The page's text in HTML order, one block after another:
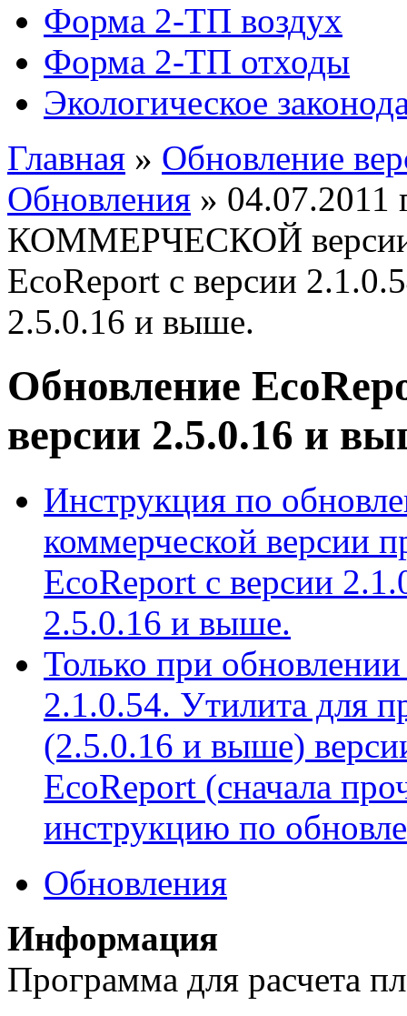
Форма 2-ТП воздух
Форма 2-ТП отходы
Экологическое
Главная » Обновление
Обновления » 04.07.2011
КОММЕРЧЕСКОЙ
EcoReport с версии
2.5.0.16 и выше.
Обновление
версии 2.5.0.16 и
Инструкция по
коммерческой версии
EcoReport с версии
2.5.0.16 и выше.
Только при
2.1.0.54. Утилита для
(2.5.0.16 и выше)
EcoReport (сначала
инструкцию по
Обновления
Информация
Программа для расчета